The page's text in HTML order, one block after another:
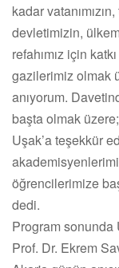
kadar
devletimizin,
refahımız için
gazilerimiz olmak
anıyorum.
başta olmak
Uşak’a teşekkür
öğrencilerimize
dedi.
Program sonunda
Prof. Dr. Ekrem